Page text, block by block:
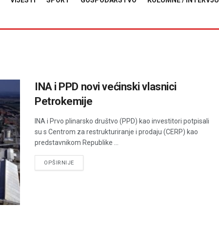
INA i PPD novi većinski vlasnici
Petrokemije
INA i Prvo plinarsko društvo (PPD) kao investitori potpisali
su s Centrom za restrukturiranje i prodaju (CERP) kao
predstavnikom Republike ...
OPŠIRNIJEDETAILS